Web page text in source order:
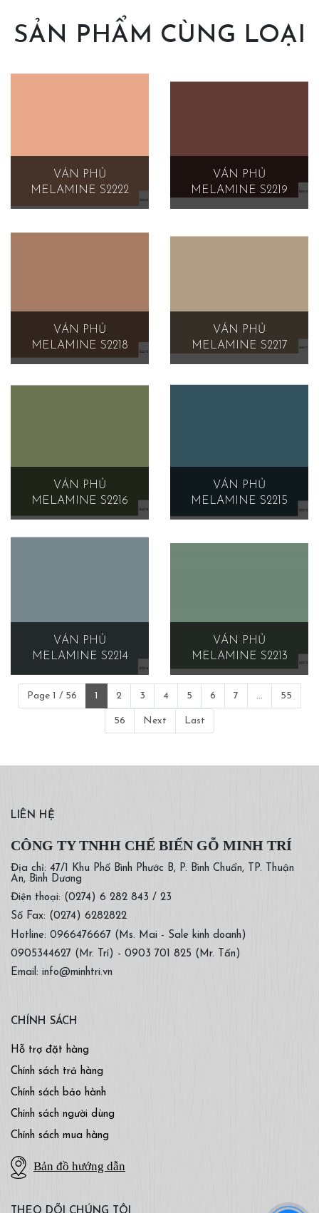
SẢN PHẨM CÙNG LOẠI
VÁN PHỦ
MELAMINE S2222
VÁN PHỦ
MELAMINE S2219
VÁN PHỦ
MELAMINE S2218
VÁN PHỦ
MELAMINE S2217
VÁN PHỦ
MELAMINE S2216
VÁN PHỦ
MELAMINE S2215
VÁN PHỦ
MELAMINE S2214
VÁN PHỦ
MELAMINE S2213
Page 1 / 56 1 2 3 4 5 6 7 ... 55
56 Next Last
LIÊN HỆ
CÔNG TY TNHH CHẾ BIẾN GỖ MINH TRÍ
Địa chỉ: 47/1 Khu Phố Bình Phước B, P. Bình Chuẩn, TP. Thuận
An, Bình Dương
Điện thoại: (0274) 6 282 843 / 23
Số Fax: (0274) 6282822
Hotline: 0966476667 (Ms. Mai - Sale kinh doanh)
0905344627 (Mr. Trí) - 0903 701 825 (Mr. Tấn)
Email: info@minhtri.vn
CHÍNH SÁCH
Hỗ trợ đặt hàng
Chính sách trả hàng
Chính sách bảo hành
Chính sách người dùng
Chính sách mua hàng
Bản đồ hướng dẫn